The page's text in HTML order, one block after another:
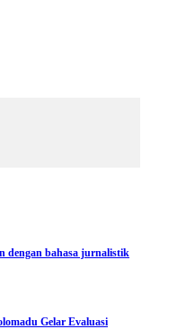
dengan bahasa jurnalistik
Gelar Evaluasi